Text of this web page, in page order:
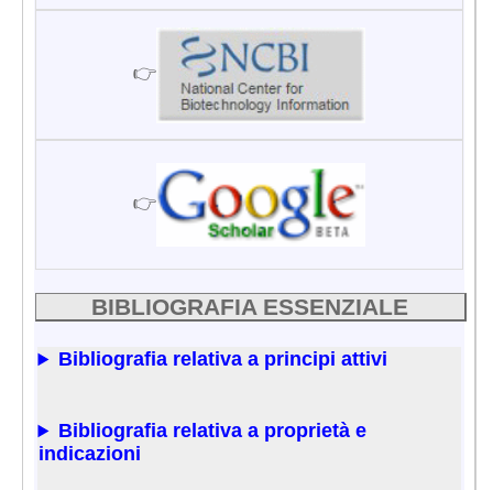
👉
👉
BIBLIOGRAFIA ESSENZIALE
Bibliografia relativa a principi attivi
Bibliografia relativa a proprietà e
indicazioni